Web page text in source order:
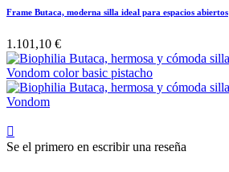
Frame Butaca, moderna silla ideal para espacios abiertos
1.101,10 €

Se el primero en escribir una reseña